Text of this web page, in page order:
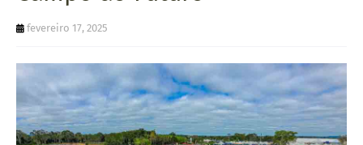
Efevereiro 17, 2025